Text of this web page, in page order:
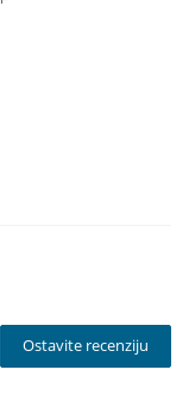
Ostavite recenziju